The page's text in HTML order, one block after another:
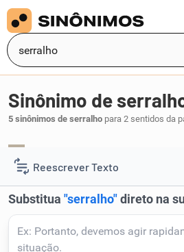
Reescrever Texto
Resumir Texto
Corrigir Texto
Sinônimo de
5 sinônimos de serralho para 2 sentidos da